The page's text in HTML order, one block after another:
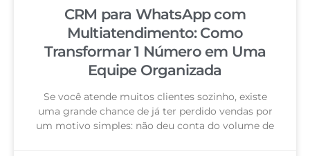
CRM para WhatsApp com
Multiatendimento: Como
Transformar 1 Número em Uma
Equipe Organizada
Se você atende muitos clientes sozinho, existe
uma grande chance de já ter perdido vendas por
um motivo simples: não deu conta do volume de